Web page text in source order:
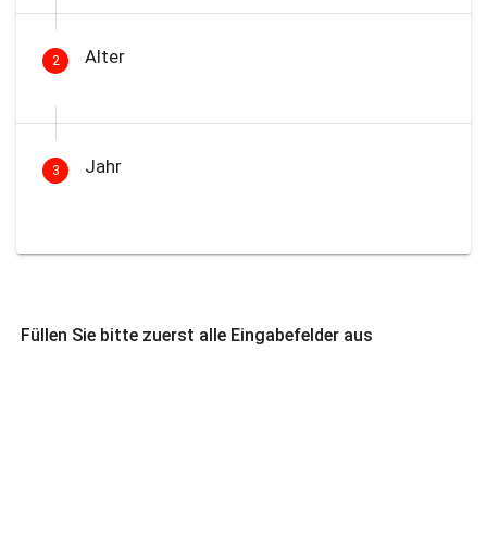
2 Alter
3 Jahr
Füllen Sie bitte zuerst alle Eingabefelder aus